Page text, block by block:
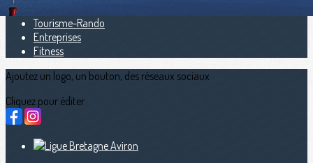
Handi aviron
Tourisme-Rando
Entreprises
Fitness
Ajoutez un logo, un bouton, des réseaux sociaux
Cliquez pour éditer